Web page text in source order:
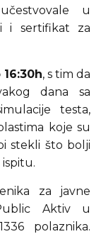
u
i sertifikat za
, s tim da
dana sa
testa,
koje su
stekli što bolji
za javne
Aktiv u
polaznika.